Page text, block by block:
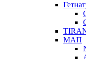
МАП